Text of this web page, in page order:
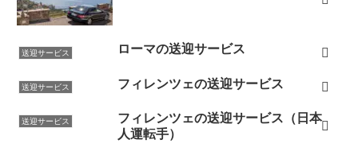
送迎サービス ローマの送迎サービス
送迎サービス フィレンツェの送迎サービス
送迎サービス
フィレンツェの送迎サービス（日本
人運転手）